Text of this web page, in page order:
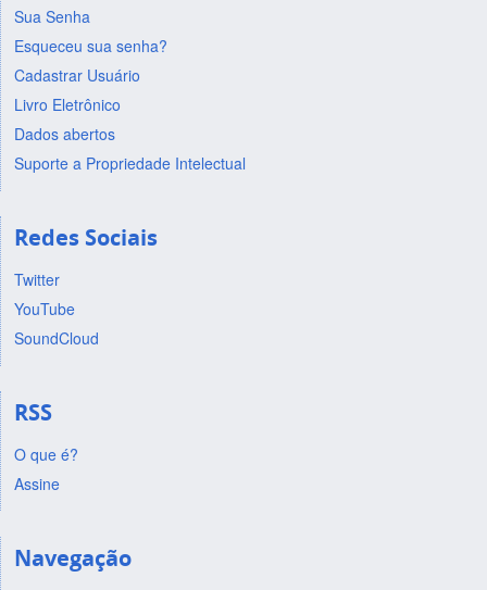
Sua Senha
Esqueceu sua senha?
Cadastrar Usuário
Livro Eletrônico
Dados abertos
Suporte a Propriedade Intelectual
Redes Sociais
Twitter
YouTube
SoundCloud
RSS
O que é?
Assine
Navegação